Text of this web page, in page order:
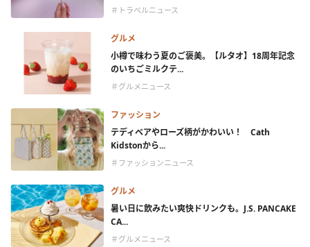
＃トラベルニュース
グルメ
小樽で味わう夏のご褒美。【ルタオ】18周年記念
のいちごミルクテ...
＃グルメニュース
ファッション
テディベアやローズ柄がかわいい！ Cath
Kidstonから...
＃ファッションニュース
グルメ
暑い日に飲みたい爽快ドリンクも。J.S. PANCAKE
CA...
＃グルメニュース